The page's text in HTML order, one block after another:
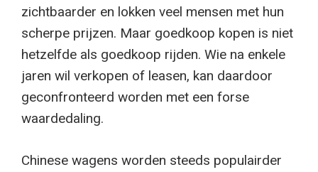
zichtbaarder en lokken veel mensen met hun
scherpe prijzen. Maar goedkoop kopen is niet
hetzelfde als goedkoop rijden. Wie na enkele
jaren wil verkopen of leasen, kan daardoor
geconfronteerd worden met een forse
waardedaling.
Chinese wagens worden steeds populairder